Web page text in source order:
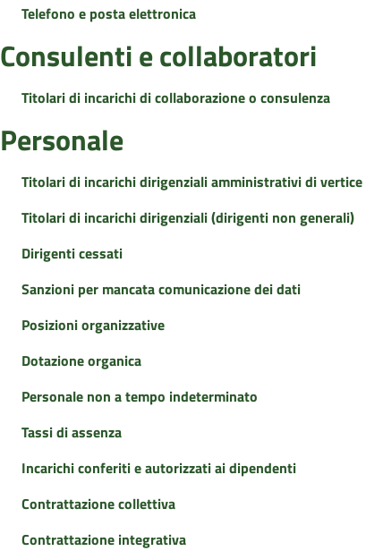
Telefono e posta elettronica
Consulenti e collaboratori
Titolari di incarichi di collaborazione o consulenza
Personale
Titolari di incarichi dirigenziali amministrativi di vertice
Titolari di incarichi dirigenziali (dirigenti non generali)
Dirigenti cessati
Sanzioni per mancata comunicazione dei dati
Posizioni organizzative
Dotazione organica
Personale non a tempo indeterminato
Tassi di assenza
Incarichi conferiti e autorizzati ai dipendenti
Contrattazione collettiva
Contrattazione integrativa